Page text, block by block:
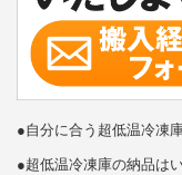
●自分に合う超低温冷凍
●超低温冷凍庫の納品は